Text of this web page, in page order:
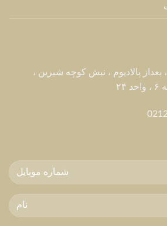
پالادیوم ، نبش کوچه شیرین ،